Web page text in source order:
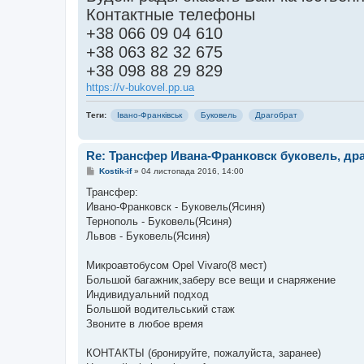
Контактные телефоны
+38 066 09 04 610
+38 063 82 32 675
+38 098 88 29 829
https://v-bukovel.pp.ua
Теги: Івано-Франківськ Буковель Драгобрат
Re: Трансфер Ивана-Франковск буковель,
П
в
д
о
м
л
н
я
Kostik-if» 04 листопада 2016, 14:00
Трансфер:
Ивано-Франковск - Буковель(Ясиня)
Тернополь - Буковель(Ясиня)
Львов - Буковель(Ясиня)
Микроавтобусом Оpel Vivaro(8 мест)
Большой багажник,заберу все вещи и снаряжение
Индивидуальний подход
Большой водительський стаж
Звоните в любое время
КОНТАКТЫ (бронируйте, пожалуйста, заранее)